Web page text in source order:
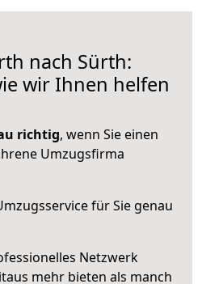
nach Sürth:
wir Ihnen helfen
richtig, wenn Sie einen
Umzugsfirma
für Sie genau
Netzwerk
mehr bieten als manch